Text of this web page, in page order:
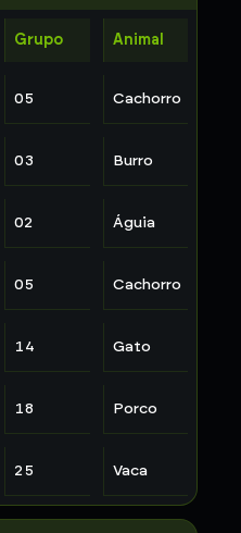
Grupo Animal
05 Cachorro
03 Burro
02 Águia
05 Cachorro
14 Gato
18 Porco
25 Vaca